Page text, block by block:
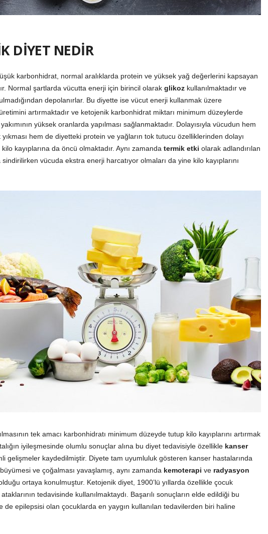
DİYET NEDİR
karbonhidrat, normal aralıklarda protein ve yüksek yağ değerlerini kapsayan
Normal şartlarda vücutta enerji için birincil olarak glikozkullanılmaktadır ve
depolanırlar. Bu diyette ise vücut enerji kullanmak üzere
artırmaktadır ve ketojenik karbonhidrat miktarı minimum düzeylerde
yüksek oranlarda yapılması sağlanmaktadır. Dolayısıyla vücudun hem
hem de diyetteki protein ve yağların tok tutucu özelliklerinden dolayı
kilo kayıplarına da öncü olmaktadır. Aynı zamanda termik etki olarak adlandırılan
vücuda ekstra enerji harcatıyor olmaları da yine kilo kayıplarını
tek amacı karbonhidratı minimum düzeyde tutup kilo kayıplarını artırmak
iyileşmesinde olumlu sonuçlar alına bu diyet tedavisiyle özellikle kanser
gelişmeler kaydedilmiştir. Diyete tam uyumluluk gösteren kanser hastalarında
ve çoğalması yavaşlamış, aynı zamanda kemoterapi ve radyasyon
ortaya konulmuştur. Ketojenik diyet, 1900’lü yıllarda özellikle çocuk
tedavisinde kullanılmaktaydı. Başarılı sonuçların elde edildiği bu
de epilepsisi olan çocuklarda en yaygın kullanılan tedavilerden biri haline